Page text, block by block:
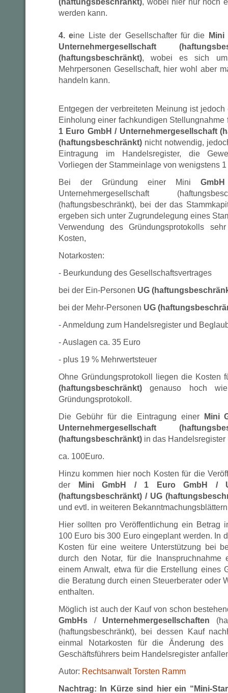
(haftungsbeschränkt), wobei hier nur noch
werden kann.
4. eine Liste der Gesellschafter für die Mini
Unternehmergesellschaft
(haftungsbeschränkt), wobei es sich
Mehrpersonen Gesellschaft, hier wohl aber
handeln kann.
Entgegen der verbreiteten Meinung ist
Einholung einer fachkundigen
1 Euro GmbH / Unternehmergesellschaft
(haftungsbeschränkt) nicht notwendig,
Eintragung im Handelsregister, die
Vorliegen der Stammeinlage von wenigstens 1
Bei der Gründung einer Mini
Unternehmergesellschaft
(haftungsbeschränkt), bei der das
ergeben sich unter Zugrundelegung eines
Verwendung des Gründungsprotokolls
Kosten,
Notarkosten:
- Beurkundung des Gesellschaftsvertrages
bei der Ein-Personen UG
bei der Mehr-Personen UG
- Anmeldung zum Handelsregister und
- Auslagen ca. 35 Euro
- plus 19 % Mehrwertsteuer
Ohne Gründungsprotokoll liegen die Kosten
(haftungsbeschränkt) genauso hoch
Gründungsprotokoll.
Die Gebühr für die Eintragung einer
Mini
Unternehmergesellschaft
(haftungsbeschränkt) in das Handelsregister
ca. 100Euro.
Hinzu kommen hier noch Kosten für die
der
Mini GmbH / 1 Euro GmbH /
(haftungsbeschränkt) / UG
und evtl. in weiteren
Hier sollten pro Veröffentlichung ein Betrag
100 Euro bis 300 Euro eingeplant werden. In
Kosten für eine weitere Unterstützung bei
durch den Notar, für die Inanspruchnahme
einem Anwalt, etwa für die Erstellung eines
die Beratung durch einen Steuerberater oder
enthalten.
Möglich ist auch der Kauf von schon
GmbHs / Unternehmergesellschaften
(haftungsbeschränkt), bei dessen Kauf
einmal Notarkosten für die Änderung des
Geschäftsführers beim Handelsregister
Autor: Rechtsanwalt Torsten Ramm
Nachtrag: In Kürze sind hier ein “Mini-